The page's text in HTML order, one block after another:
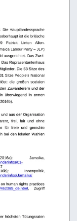
Die Hauptlandessprache
ist die britische
Patrick   Linton   Allen.
Labour Party – JLP)
ausgerichtet. Das Zwei-
Repräsentantenhaus
Die 63 Sitze des
Sitze People’s National
die   großen   sozialen
Zuwanderern und der
überwiegend   in   armen
aus der Organisation
frei,   fair   und   ohne
für   freie   und   gerechte
bei den lokalen Wahlen
Jamaika,
01-
Innenpolitik,
Jamaika/
human rights practices
,
Zugriff
höchsten Tötungsraten